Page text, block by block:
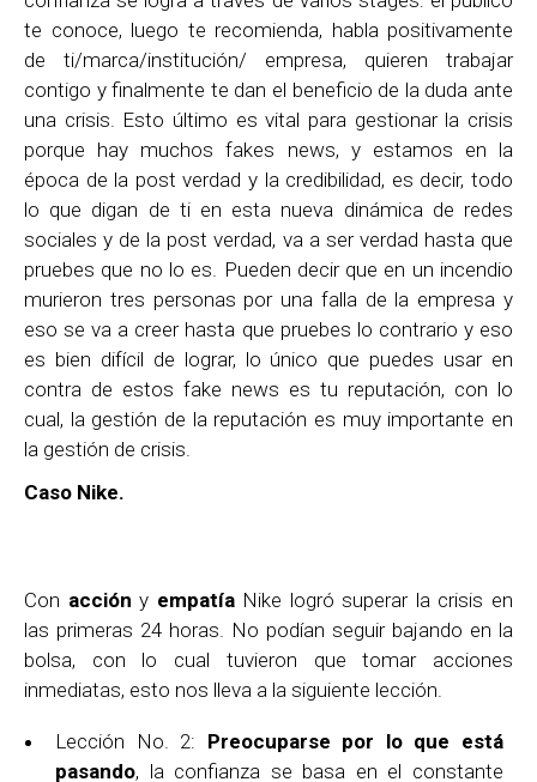
te conoce, luego te recomienda, habla positivamente
de ti/marca/institución/ empresa, quieren trabajar
contigo y finalmente te dan el beneficio de la duda ante
una crisis. Esto último es vital para gestionar la crisis
porque hay muchos fakes news, y estamos en la
época de la post verdad y la credibilidad, es decir, todo
lo que digan de ti en esta nueva dinámica de redes
sociales y de la post verdad, va a ser verdad hasta que
pruebes que no lo es. Pueden decir que en un incendio
murieron tres personas por una falla de la empresa y
eso se va a creer hasta que pruebes lo contrario y eso
es bien difícil de lograr, lo único que puedes usar en
contra de estos fake news es tu reputación, con lo
cual, la gestión de la reputación es muy importante en
la gestión de crisis.
Caso Nike.
Con acción y empatíaNike logró superar la crisis en
las primeras 24 horas. No podían seguir bajando en la
bolsa, con lo cual tuvieron que tomar acciones
inmediatas, esto nos lleva a la siguiente lección.
Lección No. 2: Preocuparse por lo que está
pasando, la confianza se basa en el constante